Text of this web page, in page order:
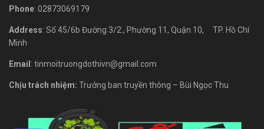
Phone: 02873069179
Address: Số 45/6b Đường 3/2., Phường 11, Quận 10, TP. Hồ Chí
Minh
Email : tinmoitruongdothivn@gmail.com
Chịu trách nhiệm: Trưởng ban truyền thông – Bùi Ngọc Thu